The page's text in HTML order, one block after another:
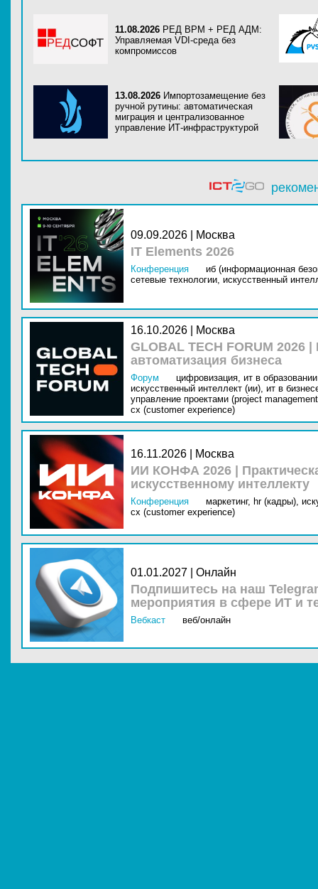
11.08.2026 РЕД ВРМ + РЕД АДМ:
Управляемая VDI-среда без
компромиссов
13.08.2026 Импортозамещение без
ручной рутины: автоматическая
миграция и централизованное
управление ИТ-инфраструктурой
09.09.2026 | Москва
IT Elements 2026
Конференция
иб (информационная
сетевые технологии, искусственный
16.10.2026 | Москва
GLOBAL TECH FORUM
автоматизация бизнеса
Форум цифровизация, ит в
искусственный интеллект (ии), ит в
управление проектами (project
cx (customer experience)
16.11.2026 | Москва
ИИ КОНФА 2026 |
искусственному интеллекту
Конференция маркетинг, hr (кадры),
cx (customer experience)
01.01.2027 | Онлайн
Подпишитесь на наш
мероприятия в сфере ИТ и
Вебкаст веб/онлайн